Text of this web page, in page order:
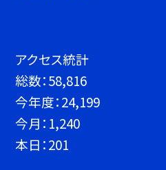
アクセス統計
総数：58,816
今年度：24,199
今月： 1,240
本日：201